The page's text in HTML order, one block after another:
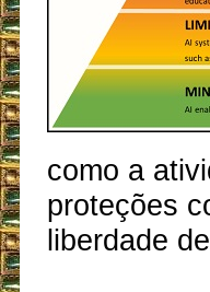
como a
proteções
liberdade